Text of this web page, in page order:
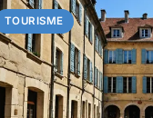
TOURISME